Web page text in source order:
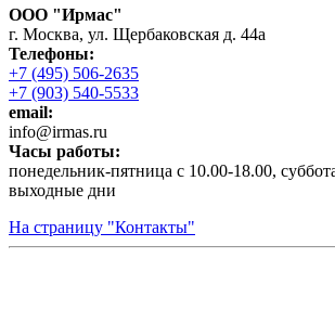
ООО "Ирмас"
г. Москва, ул. Щербаковская д. 44а
Телефоны:
+7 (495) 506-2635
+7 (903) 540-5533
email:
infо@irmas.ru
Часы работы:
понедельник-пятница с 10.00-18.00,
выходные дни
На страницу "Контакты"